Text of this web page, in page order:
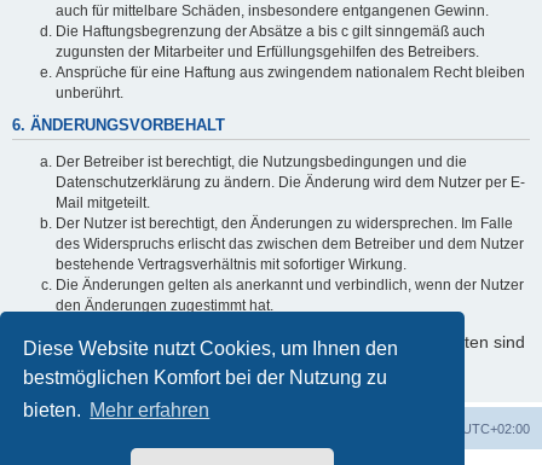
Diese Website nutzt Cookies, um Ihnen den
bestmöglichen Komfort bei der Nutzung zu
bieten. Mehr erfahren
auch für mittelbare Schäden, insbesondere entgangenen Gewinn.
Die Haftungsbegrenzung der Absätze a bis c gilt sinngemäß auch
zugunsten der Mitarbeiter und Erfüllungsgehilfen des Betreibers.
Ansprüche für eine Haftung aus zwingendem nationalem Recht bleiben
unberührt.
6. ÄNDERUNGSVORBEHALT
Der Betreiber ist berechtigt, die Nutzungsbedingungen und die
Datenschutzerklärung zu ändern. Die Änderung wird dem Nutzer per E-
Mail mitgeteilt.
Der Nutzer ist berechtigt, den Änderungen zu widersprechen. Im Falle
des Widerspruchs erlischt das zwischen dem Betreiber und dem Nutzer
bestehende Vertragsverhältnis mit sofortiger Wirkung.
Die Änderungen gelten als anerkannt und verbindlich, wenn der Nutzer
den Änderungen zugestimmt hat.
Informationen über den Umgang mit Ihren persönlichen Daten sind
in der Datenschutzerklärung enthalten.
UTC+02:00